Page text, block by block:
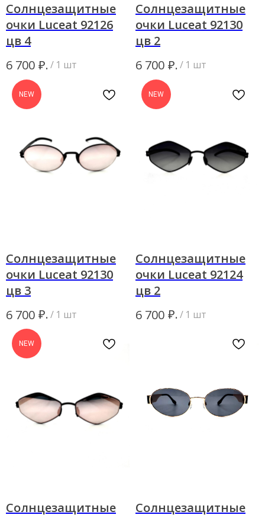
Солнцезащитные
очки Luceat 92126
цв 4
6 700 ₽. / 1 шт
Солнцезащитные
очки Luceat 92130
цв 2
6 700 ₽. / 1 шт
NEW
Солнцезащитные
очки Luceat 92130
цв 3
6 700 ₽. / 1 шт
NEW
Солнцезащитные
очки Luceat 92124
цв 2
6 700 ₽. / 1 шт
NEW
Солнцезащитные
Солнцезащитные